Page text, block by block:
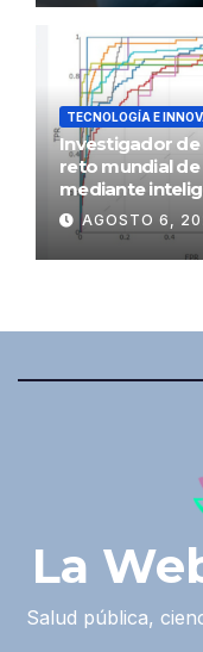
TECNOLOGÍA E
Investigador de
reto mundial
mediante
AGOSTO 6,
La
Salud pública,